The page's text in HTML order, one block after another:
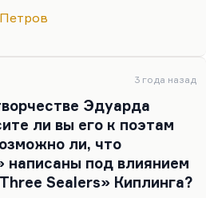
что мысль в диалоге
что Ильф и Петров —
прототипов Руматы.
в чем их феномен?
школе, феномен их в
безусловная и такая, я бы
ирония. Победа здесь,
потому что…
3 года назад
Эдуарда
ли вы его к поэтам
ли, что
написаны под влиянием
Sealers» Киплинга?